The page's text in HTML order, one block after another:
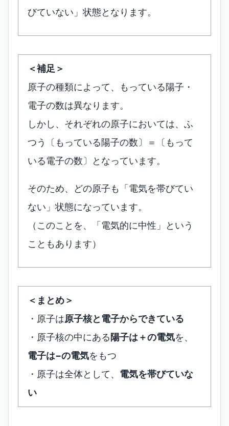
びていない」状態となります。
＜補足＞
原子の種類によって、もっている陽子・
電子の数は異なります。
しかし、それぞれの原子においては、ふ
つう〔もっている陽子の数〕＝〔もって
いる電子の数〕となっています。
そのため、どの原子も「電気を帯びてい
ない」状態になっています。
（このことを、「電気的に中性」という
こともあります）
＜まとめ＞
・原子は原子核と電子からできている
・原子核の中にある陽子は＋の電気を、
電子は−の電気をもつ
・原子は全体として、 電気を帯びていな
い